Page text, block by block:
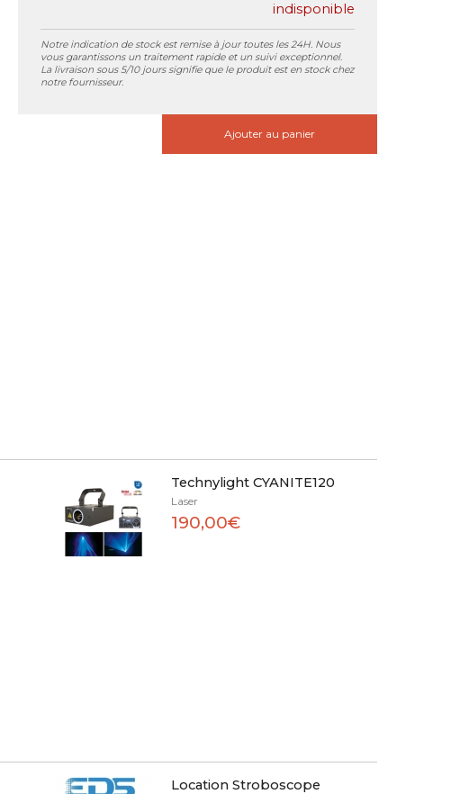
indisponible
Notre indication de stock est remise à jour toutes les 24H. Nous
vous garantissons un traitement rapide et un suivi exceptionnel.
La livraison sous 5/10 jours signifie que le produit est en stock chez
notre fournisseur.
Ajouter au panier
Technylight CYANITE120
Laser
190,00€
Location Stroboscope